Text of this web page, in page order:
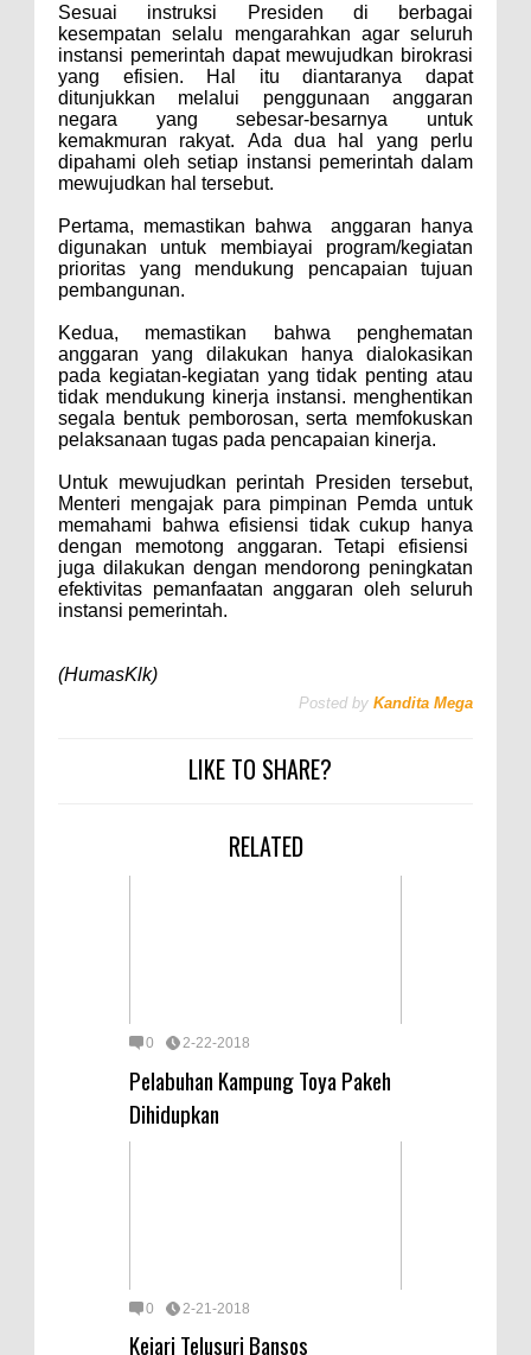
Sesuai instruksi Presiden di berbagai
kesempatan selalu mengarahkan agar seluruh
instansi pemerintah dapat mewujudkan birokrasi
yang efisien. Hal itu diantaranya dapat
ditunjukkan melalui penggunaan anggaran
negara yang sebesar-besarnya untuk
kemakmuran rakyat.
Ada dua hal yang perlu
dipahami oleh setiap instansi pemerintah dalam
mewujudkan hal tersebut.
Pertama, memastikan bahwa anggaran hanya
digunakan untuk membiayai program/kegiatan
prioritas yang mendukung pencapaian tujuan
pembangunan.
Kedua, memastikan bahwa penghematan
anggaran yang dilakukan hanya dialokasikan
pada kegiatan-kegiatan yang tidak penting atau
tidak mendukung kinerja instansi. menghentikan
segala bentuk pemborosan, serta memfokuskan
pelaksanaan tugas pada pencapaian kinerja.
Untuk mewujudkan perintah Presiden tersebut,
Menteri mengajak para pimpinan Pemda untuk
memahami bahwa efisiensi tidak cukup hanya
dengan memotong anggaran. Tetapi efisiensi
juga dilakukan dengan mendorong peningkatan
efektivitas pemanfaatan anggaran oleh seluruh
instansi pemerintah.
(HumasKlk)
Posted by Kandita Mega
LIKE TO SHARE?
RELATED
0 2-22-2018
Pelabuhan Kampung Toya Pakeh
Dihidupkan
0 2-21-2018
Kejari Telusuri Bansos